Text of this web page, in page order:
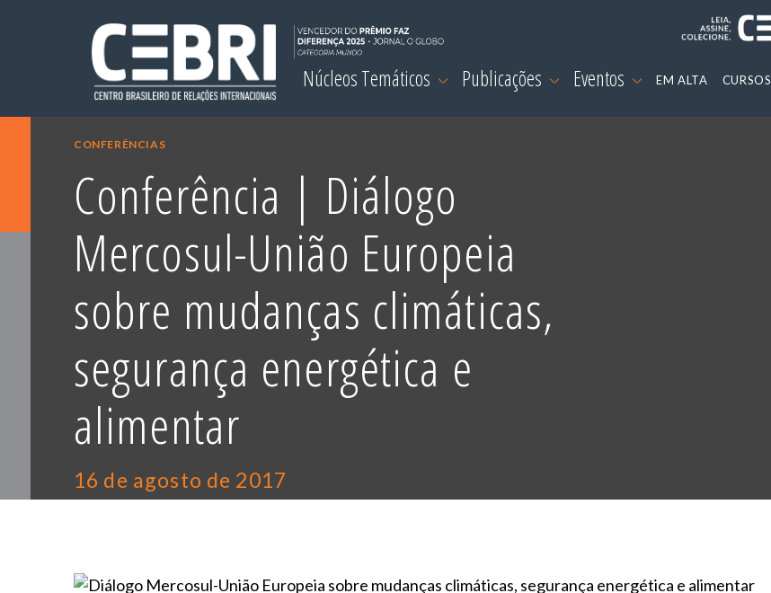
Núcleos Temáticos Publicações Eventos EM ALTA CURSOS
CONFERÊNCIAS
Conferência | Diálogo
Mercosul-União Europeia
sobre mudanças climáticas,
segurança energética e
alimentar
16 de agosto de 2017